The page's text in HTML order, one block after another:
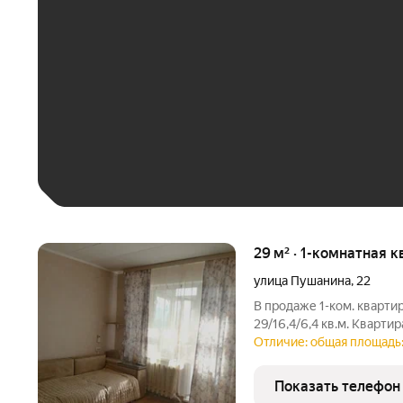
29 м² · 1-комнатная
улица Пушанина, 22
В продаже 1-ком.
29/16,4/6,4 кв.м.
панельного дома.
детская и взрослая
Отличие: общая
Показать телефон